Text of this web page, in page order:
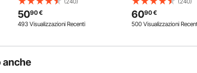
cm², Tappetino Marino per Barche,
Yacht, Pontoni, Coperte per Kayak,
Marrone
5090€
493 Visualizzazioni Recenti
Tappeto Marino per
Pontoni Coperte per
6090€
500 Visualizzazioni
anche